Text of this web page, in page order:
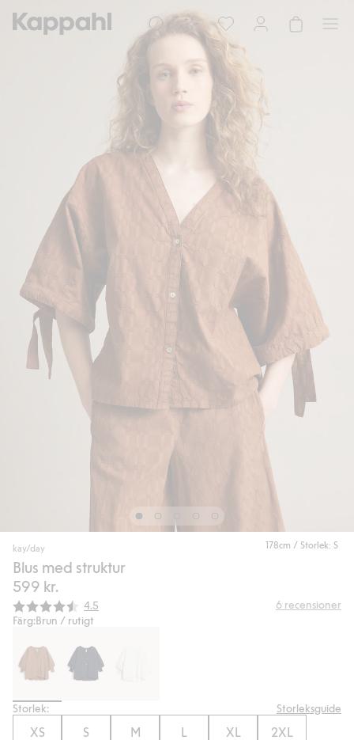
178cm / Storlek: S
kay/day
Blus med struktur
599 kr.
Snittbetyg:
4.5 6 recensioner
Färg:Brun / rutigt
Storlek: Storleksguide
XS S M L XL 2XL